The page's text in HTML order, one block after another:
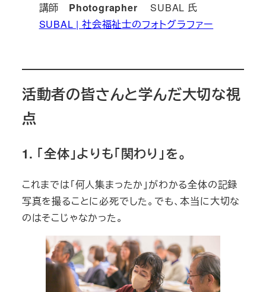
講師 Photographer SUBAL 氏
SUBAL | 社会福祉士のフォトグラファー
活動者の皆さんと学んだ大切な視
点
1. 「全体」よりも「関わり」を。
これまでは「何人集まったか」がわかる全体の記録
写真を撮ることに必死でした。でも、本当に大切な
のはそこじゃなかった。